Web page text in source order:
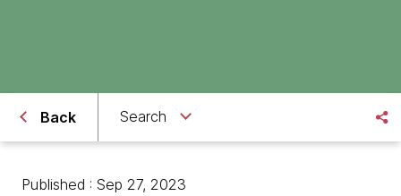
Back Search
Published : Sep 27, 2023